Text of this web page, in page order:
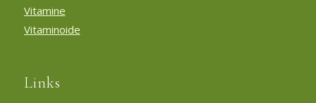
Vitamine
Vitaminoide
Links